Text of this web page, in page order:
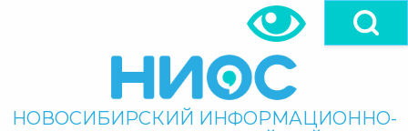
Поиск
НОВОСИБИРСКИЙ ИНФОРМАЦИОННО-